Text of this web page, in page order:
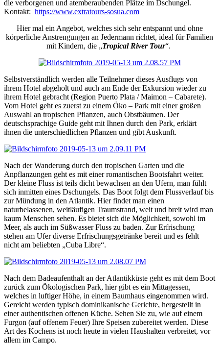
die verborgenen und atemberaubenden Plätze im Dschungel.
Kontakt: https://www.extratours-sosua.com
Hier mal ein Angebot, welches sich sehr entspannt und ohne
körperliche Anstrengungen an Jedermann richtet, ideal für Familien
mit Kindern, die „Tropical River Tour“.
Selbstverständlich werden alle Teilnehmer dieses Ausflugs von
ihrem Hotel abgeholt und auch am Ende der Exkursion wieder zu
ihrem Hotel gebracht (Region Puerto Plata / Maimon – Cabarete).
Vom Hotel geht es zuerst zu einem Öko – Park mit einer großen
Auswahl an tropischen Pflanzen, auch Obstbäumen. Der
deutschsprachige Guide geht mit Ihnen durch den Park, erklärt
ihnen die unterschiedlichen Pflanzen und gibt Auskunft.
Nach der Wanderung durch den tropischen Garten und die
Anpflanzungen geht es mit einer romantischen Bootsfahrt weiter.
Der kleine Fluss ist teils dicht bewachsen an den Ufern, man fühlt
sich inmitten eines Dschungels. Das Boot folgt dem Flussverlauf bis
zur Mündung in den Atlantik. Hier findet man einen
naturbelassenen, weitläufigen Traumstrand, weit und breit wird man
kaum Menschen sehen. Es bietet sich die Möglichkeit, sowohl im
Meer, als auch im Süßwasser Fluss zu baden. Zur Erfrischung
stehen am Ufer diverse Erfrischungsgetränke bereit und es fehlt
nicht am beliebten „Cuba Libre“.
Nach dem Badeaufenthalt an der Atlantikküste geht es mit dem Boot
zurück zum Ökologischen Park, hier gibt es ein Mittagessen,
welches in luftiger Höhe, in einem Baumhaus eingenommen wird.
Gereicht werden typisch dominikanische Gerichte, hergestellt in
einer authentischen offenen Küche. Sehen Sie zu, wie auf einem
Furgon (auf offenem Feuer) Ihre Speisen zubereitet werden. Diese
Art des Kochens ist noch heute in vielen Haushalten verbreitet, vor
allem im Campo.